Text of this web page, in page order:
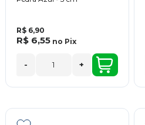
R$ 6,90
R$ 6,55 no Pix
- +